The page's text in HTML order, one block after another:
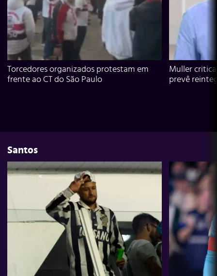
Torcedores organizados protestam em
frente ao CT do São Paulo
Muller
prevê
Santos